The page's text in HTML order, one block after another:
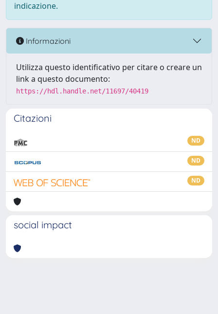
indicazione.
Informazioni
Utilizza questo identificativo per citare o creare un
link a questo documento:
https://hdl.handle.net/11697/40419
Citazioni
ND
ND
ND
social impact